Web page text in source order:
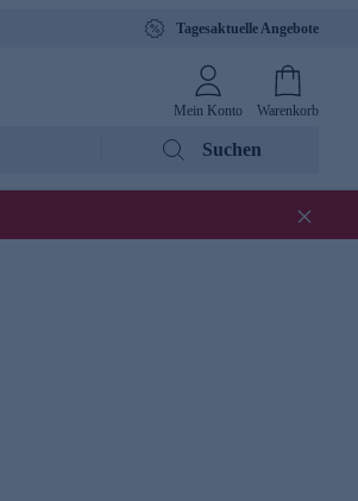
Tagesaktuelle Angebote
Mein Konto Warenkorb
Suchen